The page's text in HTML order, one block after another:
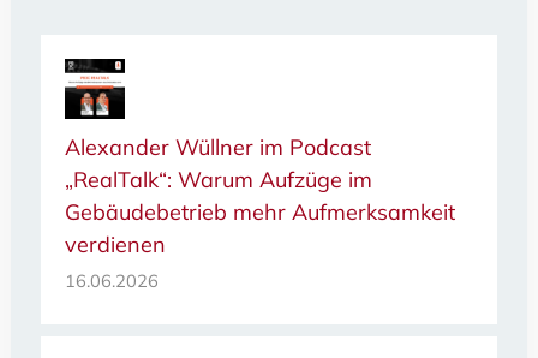
Alexander Wüllner im Podcast
„RealTalk“: Warum Aufzüge im
Gebäudebetrieb mehr Aufmerksamkeit
verdienen
16.06.2026